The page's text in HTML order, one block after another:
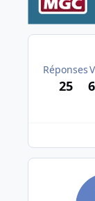
Réponses
25